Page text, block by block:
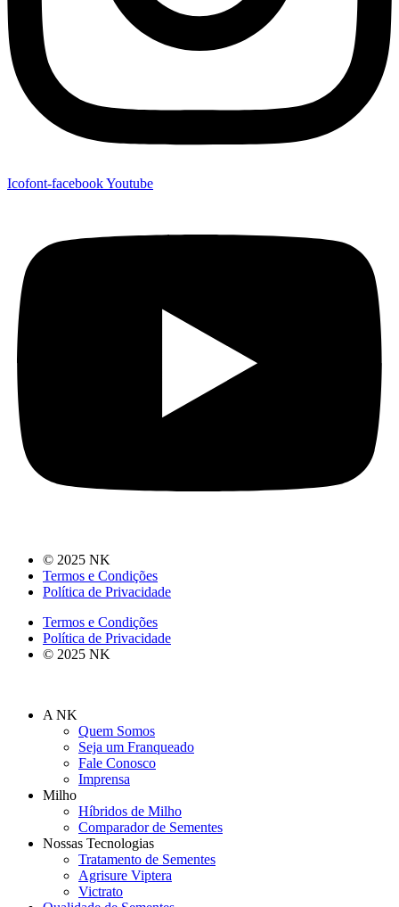
Icofont-facebookYoutube
© 2025 NK
Termos e Condições
Política de Privacidade
Termos e Condições
Política de Privacidade
© 2025 NK
A NK
Quem Somos
Seja um Franqueado
Fale Conosco
Imprensa
Milho
Híbridos de Milho
Comparador de Sementes
Nossas Tecnologias
Tratamento de Sementes
Agrisure Viptera
Victrato